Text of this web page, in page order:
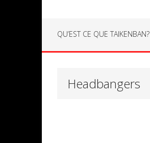
QU’EST CE QUE TAIKENBAN?
Headbangers